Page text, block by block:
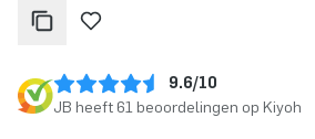
9.6/10
JB heeft 61 beoordelingen op Kiyoh